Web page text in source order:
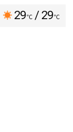
29℃ / 29℃